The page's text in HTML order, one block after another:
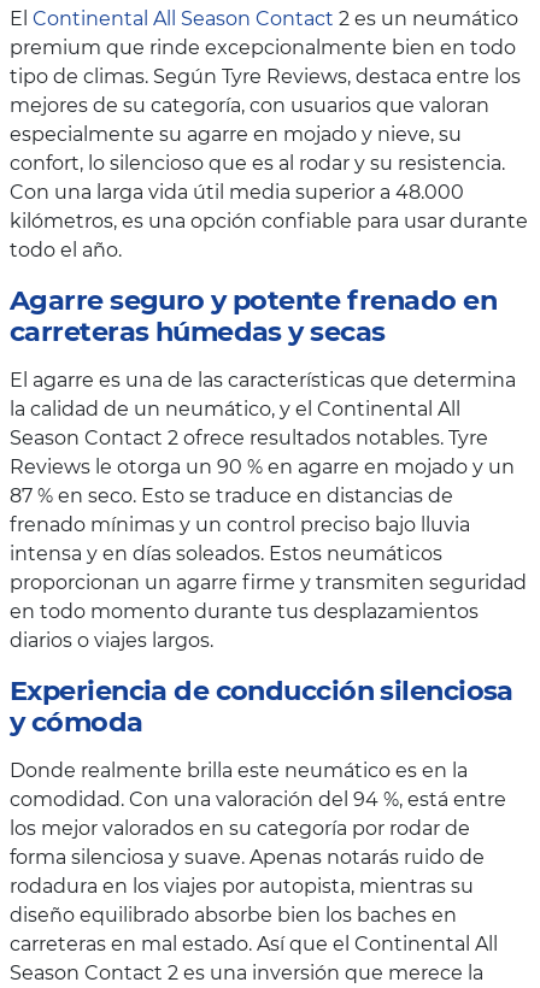
El Continental All Season Contact 2 es un neumático
premium que rinde excepcionalmente bien en todo
tipo de climas. Según Tyre Reviews, destaca entre los
mejores de su categoría, con usuarios que valoran
especialmente su agarre en mojado y nieve, su
confort, lo silencioso que es al rodar y su resistencia.
Con una larga vida útil media superior a 48.000
kilómetros, es una opción confiable para usar durante
todo el año.
Agarre seguro y potente frenado en
carreteras húmedas y secas
El agarre es una de las características que determina
la calidad de un neumático, y el Continental All
Season Contact 2 ofrece resultados notables. Tyre
Reviews le otorga un 90 % en agarre en mojado y un
87 % en seco. Esto se traduce en distancias de
frenado mínimas y un control preciso bajo lluvia
intensa y en días soleados. Estos neumáticos
proporcionan un agarre firme y transmiten seguridad
en todo momento durante tus desplazamientos
diarios o viajes largos.
Experiencia de conducción silenciosa
y cómoda
Donde realmente brilla este neumático es en la
comodidad. Con una valoración del 94 %, está entre
los mejor valorados en su categoría por rodar de
forma silenciosa y suave. Apenas notarás ruido de
rodadura en los viajes por autopista, mientras su
diseño equilibrado absorbe bien los baches en
carreteras en mal estado. Así que el Continental All
Season Contact 2 es una inversión que merece la